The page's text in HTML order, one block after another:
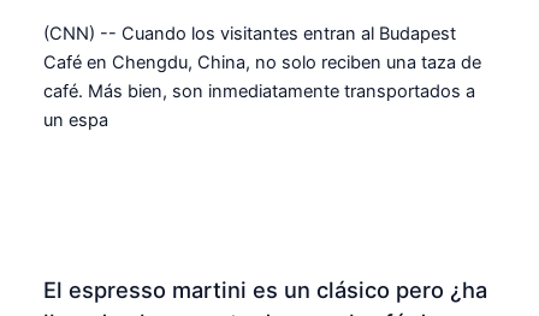
(CNN) -- Cuando los visitantes entran al Budapest
Café en Chengdu, China, no solo reciben una taza de
café. Más bien, son inmediatamente transportados a
un espa
El espresso martini es un clásico pero ¿ha